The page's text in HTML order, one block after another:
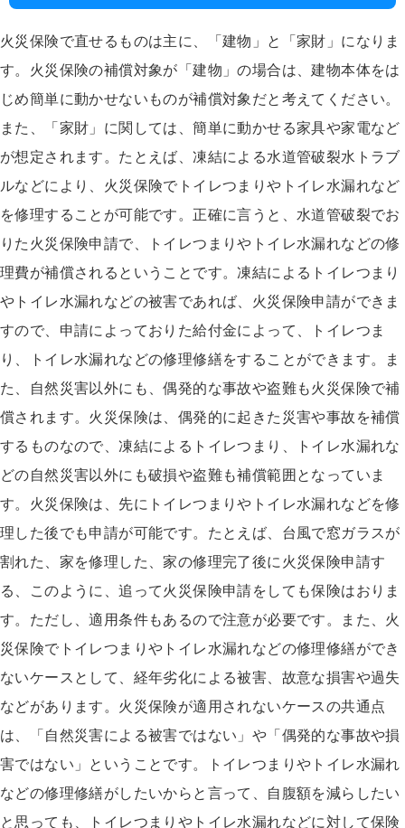
火災保険で直せるものは主に、「建物」と「家財」になりま
す。火災保険の補償対象が「建物」の場合は、建物本体をは
じめ簡単に動かせないものが補償対象だと考えてください。
また、「家財」に関しては、簡単に動かせる家具や家電など
が想定されます。たとえば、凍結による水道管破裂水トラブ
ルなどにより、火災保険でトイレつまりやトイレ水漏れなど
を修理することが可能です。正確に言うと、水道管破裂でお
りた火災保険申請で、トイレつまりやトイレ水漏れなどの修
理費が補償されるということです。凍結によるトイレつまり
やトイレ水漏れなどの被害であれば、火災保険申請ができま
すので、申請によっておりた給付金によって、トイレつま
り、トイレ水漏れなどの修理修繕をすることができます。ま
た、自然災害以外にも、偶発的な事故や盗難も火災保険で補
償されます。火災保険は、偶発的に起きた災害や事故を補償
するものなので、凍結によるトイレつまり、トイレ水漏れな
どの自然災害以外にも破損や盗難も補償範囲となっていま
す。火災保険は、先にトイレつまりやトイレ水漏れなどを修
理した後でも申請が可能です。たとえば、台風で窓ガラスが
割れた、家を修理した、家の修理完了後に火災保険申請す
る、このように、追って火災保険申請をしても保険はおりま
す。ただし、適用条件もあるので注意が必要です。また、火
災保険でトイレつまりやトイレ水漏れなどの修理修繕ができ
ないケースとして、経年劣化による被害、故意な損害や過失
などがあります。火災保険が適用されないケースの共通点
は、「自然災害による被害ではない」や「偶発的な事故や損
害ではない」ということです。トイレつまりやトイレ水漏れ
などの修理修繕がしたいからと言って、自腹額を減らしたい
と思っても、トイレつまりやトイレ水漏れなどに対して保険